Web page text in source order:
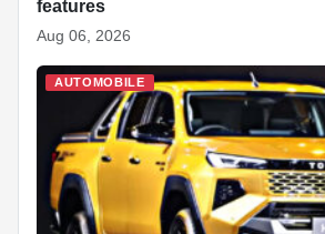
features
Aug 06, 2026
AUTOMOBILE